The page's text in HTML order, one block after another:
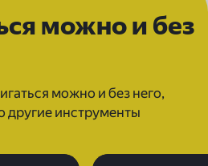
можно и без
можно и без него,
другие инструменты